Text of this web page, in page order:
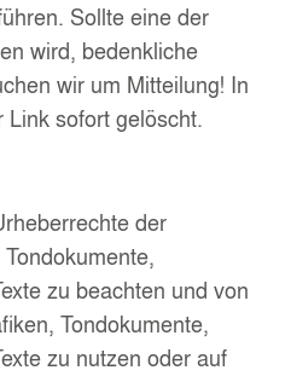
Sollte eine der
wird, bedenkliche
wir um Mitteilung! In
sofort gelöscht.
der
zu beachten und von
Tondokumente,
zu nutzen oder auf